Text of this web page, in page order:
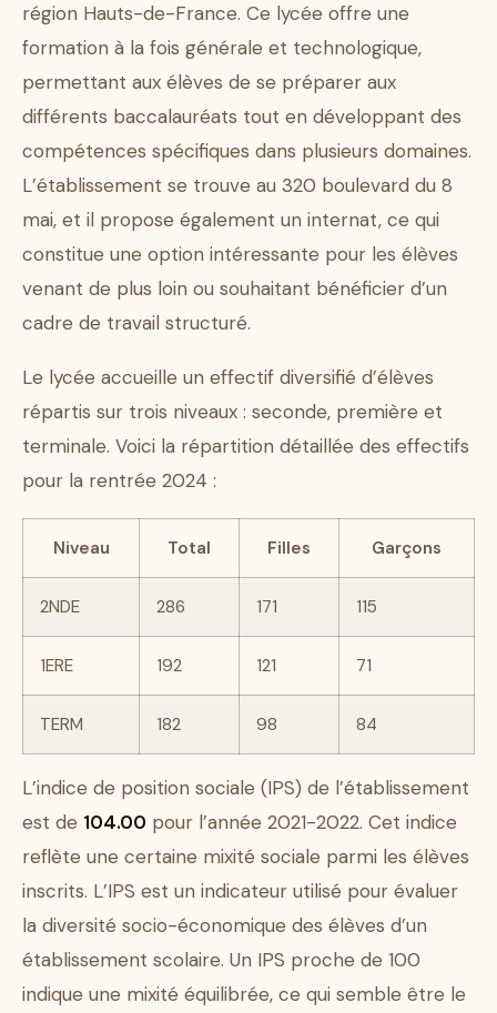
région Hauts-de-France. Ce lycée offre une
formation à la fois générale et technologique,
permettant aux élèves de se préparer aux
différents baccalauréats tout en développant des
compétences spécifiques dans plusieurs domaines.
L’établissement se trouve au 320 boulevard du 8
mai, et il propose également un internat, ce qui
constitue une option intéressante pour les élèves
venant de plus loin ou souhaitant bénéficier d’un
cadre de travail structuré.
Le lycée accueille un effectif diversifié d’élèves
répartis sur trois niveaux : seconde, première et
terminale. Voici la répartition détaillée des effectifs
pour la rentrée 2024 :
Niveau Total Filles Garçons
2NDE 286 171 115
1ERE 192 121 71
TERM 182 98 84
L’indice de position sociale (IPS) de l’établissement
est de 104.00 pour l’année 2021-2022. Cet indice
reflète une certaine mixité sociale parmi les élèves
inscrits. L’IPS est un indicateur utilisé pour évaluer
la diversité socio-économique des élèves d’un
établissement scolaire. Un IPS proche de 100
indique une mixité équilibrée, ce qui semble être le